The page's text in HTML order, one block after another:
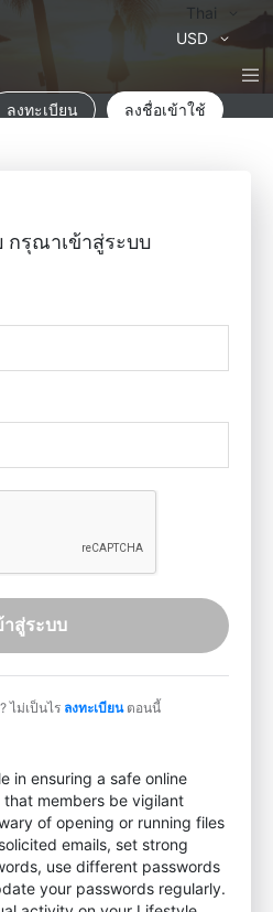
Language
Thai
USD
ลงทะเบียน ลงชื่อเข้าใช้
กรุณาเข้าสู่ระบบ
าสู่ระบบ
ไม่เป็นไร ลงทะเบียนตอนนี้
in ensuring a safe online
members be vigilant
of opening or running files
emails, set strong
use different passwords
your passwords regularly.